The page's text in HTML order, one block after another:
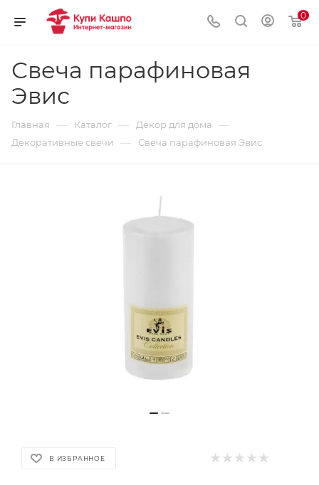
0
Свеча парафиновая
Эвис
Главная — Каталог — Декор для дома —
Декоративные свечи — Свеча парафиновая Эвис
В ИЗБРАННОЕ